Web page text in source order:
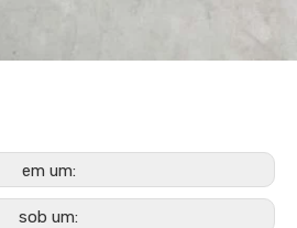
em um:
sob um: